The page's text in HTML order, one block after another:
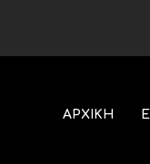
ΑΡΧΙΚΗ